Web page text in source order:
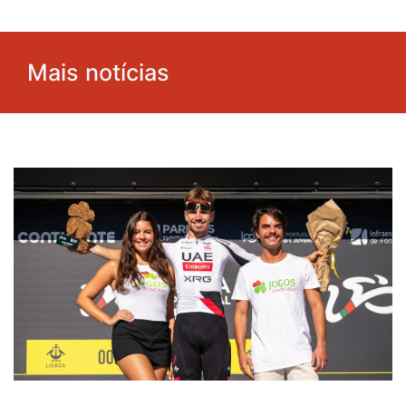
Mais notícias